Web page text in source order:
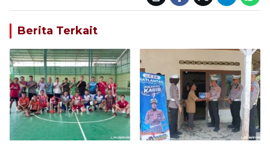
Berita Terkait